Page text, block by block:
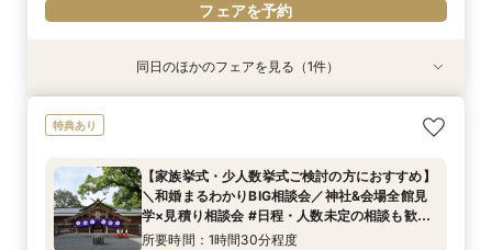
フェアを予約
8/15(土)
＼マイナビ限定！和婚まるわかりBIG相談会／神
社&会場全館見学×見積り相談会#日程・人数未定
所要時間：1時間30分程度
9:00〜
10:30〜
12:00〜
13:30〜
同日のほかのフェアを見る（1件）
特典あり
【家族挙式・少人数挙式ご検討の方におすすめ】
＼和婚まるわかりBIG相談会／神社&会場全館見
学×見積り相談会 #日程・人数未定の相談も歓迎
◎
所要時間：1時間30分程度